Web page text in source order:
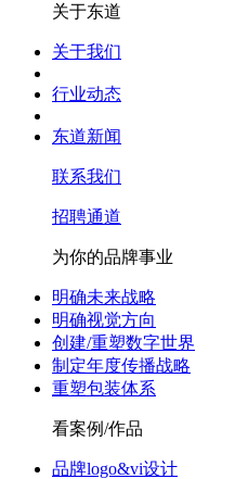
关于东道
关于我们
行业动态
东道新闻
联系我们
招聘通道
为你的品牌事业
明确未来战略
明确视觉方向
创建/重塑数字世界
制定年度传播战略
重塑包装体系
看案例/作品
品牌logo&vi设计